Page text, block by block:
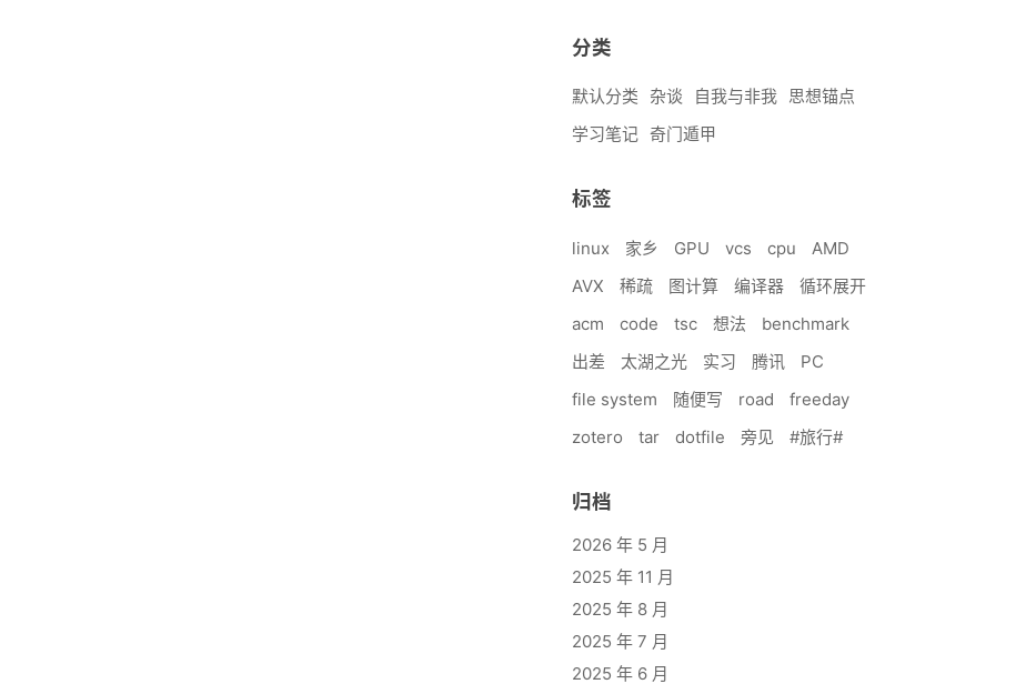
分类
默认分类 杂谈 自我与非我 思想锚点
学习笔记 奇门遁甲
标签
linux 家乡 GPU vcs cpu
AMD
AVX
稀疏 图计算 编译器
循环展开
acm
code tsc 想法
benchmark
出差
太湖之光 实习 腾讯
PC
file system
随便写 road
freeday
zotero
tar dotfile 旁见 #旅行#
归档
2026 年 5 月
2025 年 11 月
2025 年 8 月
2025 年 7 月
2025 年 6 月